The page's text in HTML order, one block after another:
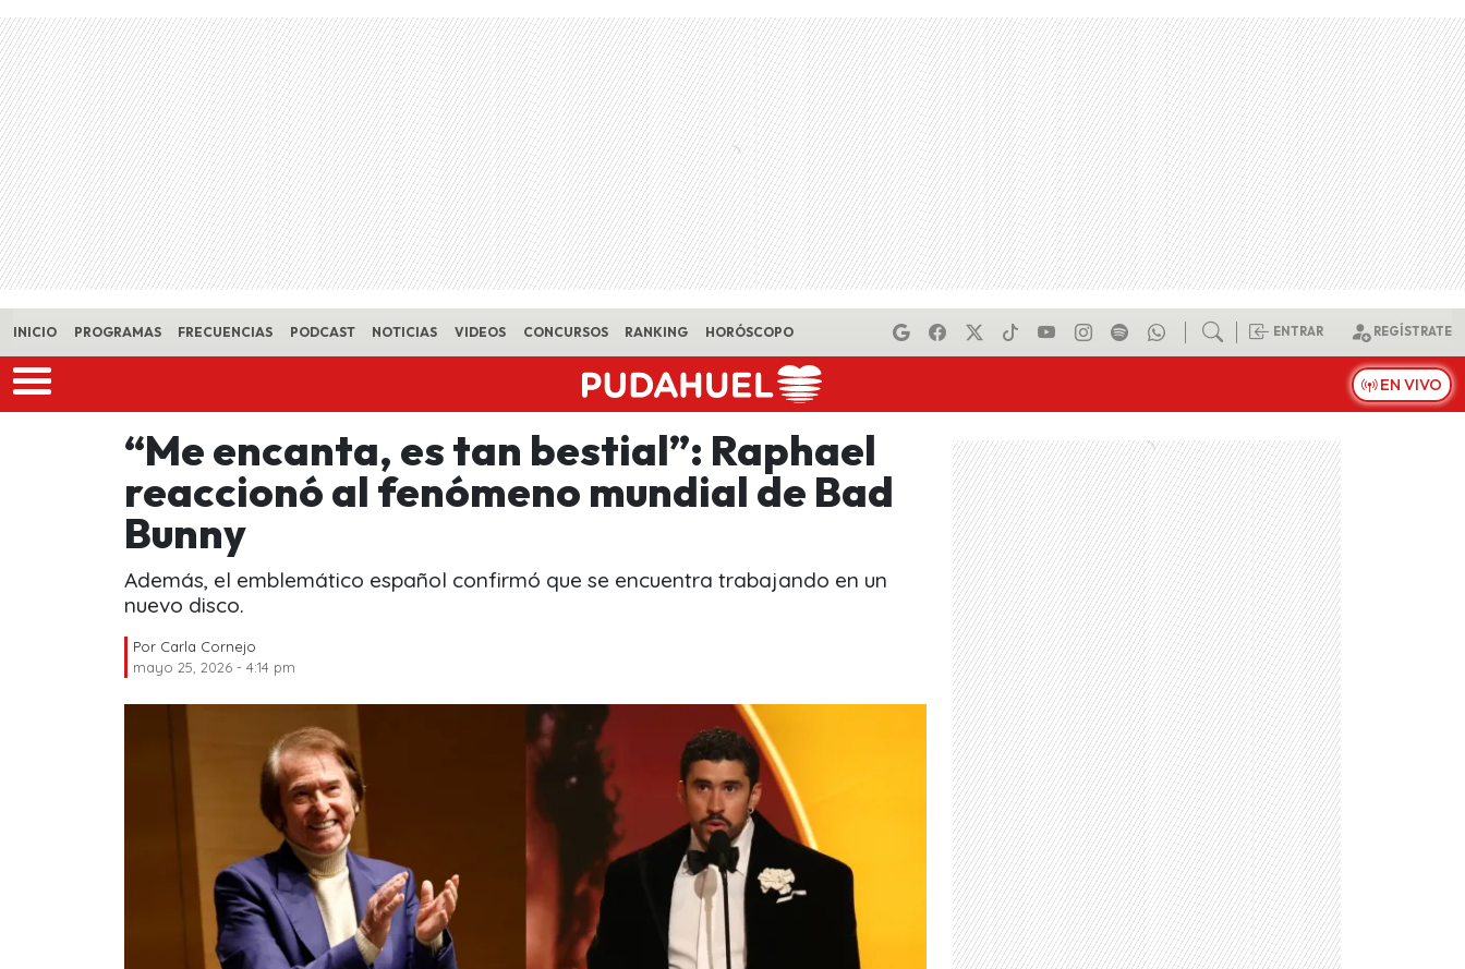
Skip to main content
INICIO PROGRAMAS FRECUENCIAS PODCAST NOTICIAS VIDEOS CONCURSOS RANKING HORÓSCOPO ENTRAR REGÍSTRATE
EN VIVO
“Me encanta, es tan bestial”: Raphael
reaccionó al fenómeno mundial de Bad
Bunny
Además, el emblemático español confirmó que se encuentra trabajando en un
nuevo disco.
Por Carla Cornejo
mayo 25, 2026 - 4:14 pm